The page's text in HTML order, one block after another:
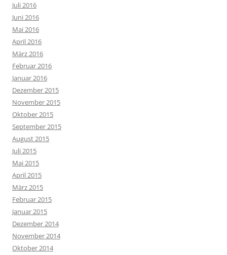
Juli 2016
Juni 2016
Mai 2016
April 2016
März 2016
Februar 2016
Januar 2016
Dezember 2015
November 2015
Oktober 2015
September 2015
August 2015
Juli 2015
Mai 2015
April 2015
März 2015
Februar 2015
Januar 2015
Dezember 2014
November 2014
Oktober 2014